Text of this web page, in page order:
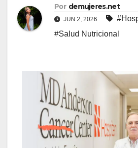
Por demujeres.net
JUN 2, 2026
#Salud Nutricional